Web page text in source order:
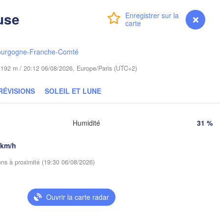
Connexion Premium myVentusky Prévisions
Franche-Comté
m / 20:12 06/08/2026, Europe/Paris (UTC+2)
SOLEIL ET LUNE
h
Humidité 31 %
à proximité (19:30 06/08/2026)
Ouvrir la carte radar
Łódź
Poznań
Góra
Brno
SLOVAQUIE